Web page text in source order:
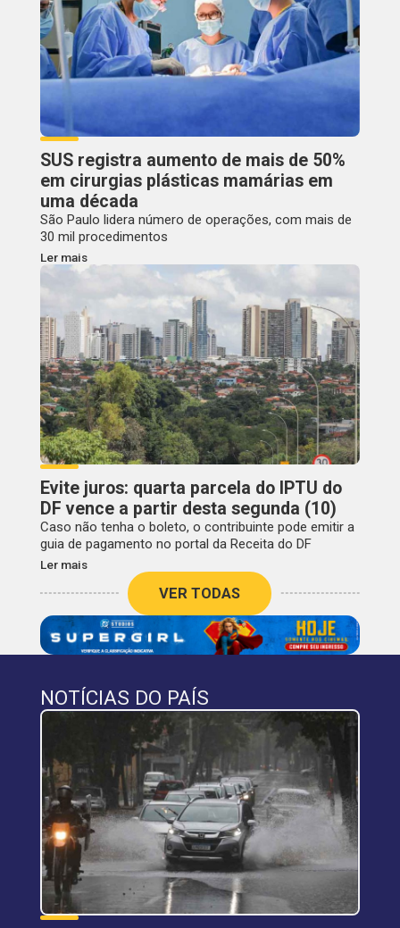
SUS registra aumento de mais de 50%
em cirurgias plásticas mamárias em
uma década
São Paulo lidera número de operações, com mais de
30 mil procedimentos
Ler mais
Evite juros: quarta parcela do IPTU do
DF vence a partir desta segunda (10)
Caso não tenha o boleto, o contribuinte pode emitir a
guia de pagamento no portal da Receita do DF
Ler mais
VER TODAS
NOTÍCIAS DO PAÍS